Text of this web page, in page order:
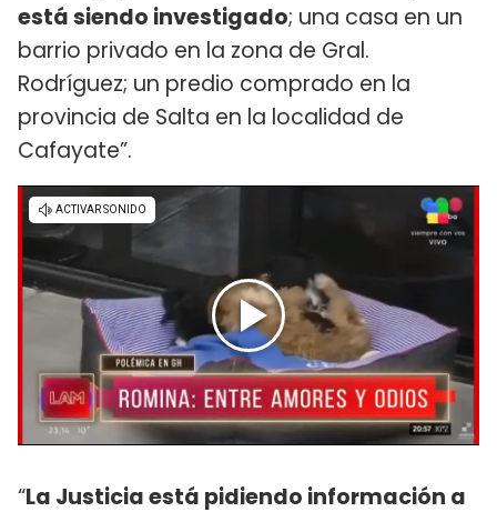
está siendo investigado; una casa en un
barrio privado en la zona de Gral.
Rodríguez; un predio comprado en la
provincia de Salta en la localidad de
Cafayate”.
“La Justicia está pidiendo información a